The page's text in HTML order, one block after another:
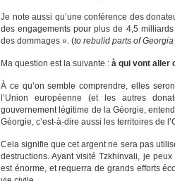
Je note aussi qu’une conférence des
des engagements pour plus de 4,5
des dommages ». (to rebulid parts of
Ma question est la suivante : à qui vont aller
À ce qu’on semble comprendre, elles
l’Union européenne (et les autres
gouvernement légitime de la Géorgie,
Géorgie, c’est-à-dire aussi les territoires de
Cela signifie que cet argent ne sera pas
destructions. Ayant visité Tzkhinvali, je
est énorme, et requerra de grands efforts